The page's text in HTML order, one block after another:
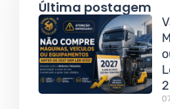
Última postagem